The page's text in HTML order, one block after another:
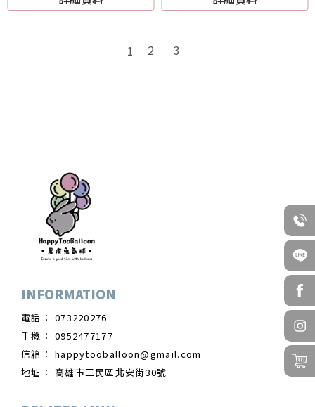
1 2 3
073220276
0952477177
happytooballoon@gmail.com
高雄市三民區北安街30號